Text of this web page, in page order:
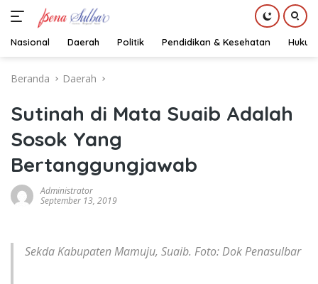
Nasional Daerah Politik Pendidikan & Kesehatan Hukum
Beranda Daerah
Sutinah di Mata Suaib Adalah
Sosok Yang
Bertanggungjawab
Administrator
September 13, 2019
Sekda Kabupaten Mamuju, Suaib. Foto: Dok Penasulbar